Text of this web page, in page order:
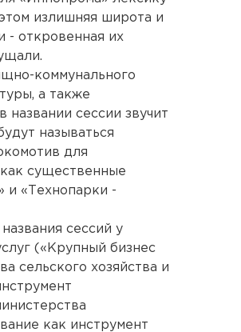
излишняя широта и
- откровенная их
коммунального
а также
названии сессии звучит
называться
для
существенные
и «Технопарки -
сессий у
(«Крупный бизнес
сельского хозяйства и
как инструмент